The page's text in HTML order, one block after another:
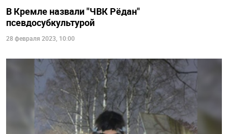
В Кремле назвали "ЧВК Рёдан"
псевдосубкультурой
28 февраля 2023, 10:00